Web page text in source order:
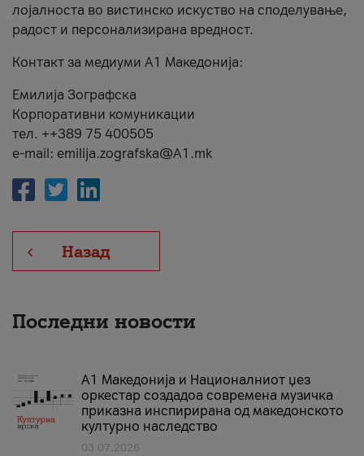
лојалноста во вистинско искуство на споделување,
радост и персонализирана вредност.
Контакт за медиуми А1 Македонија:
Емилија Зографска
Корпоративни комуникации
тел. ++389 75 400505
e-mail: emilija.zografska@A1.mk
Назад
Последни новости
А1 Македонија и Националниот џез
оркестар создадоа современа музичка
приказна инспирирана од македонското
културно наследство
03.07.2026